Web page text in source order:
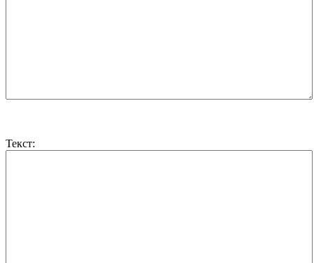
Текст: